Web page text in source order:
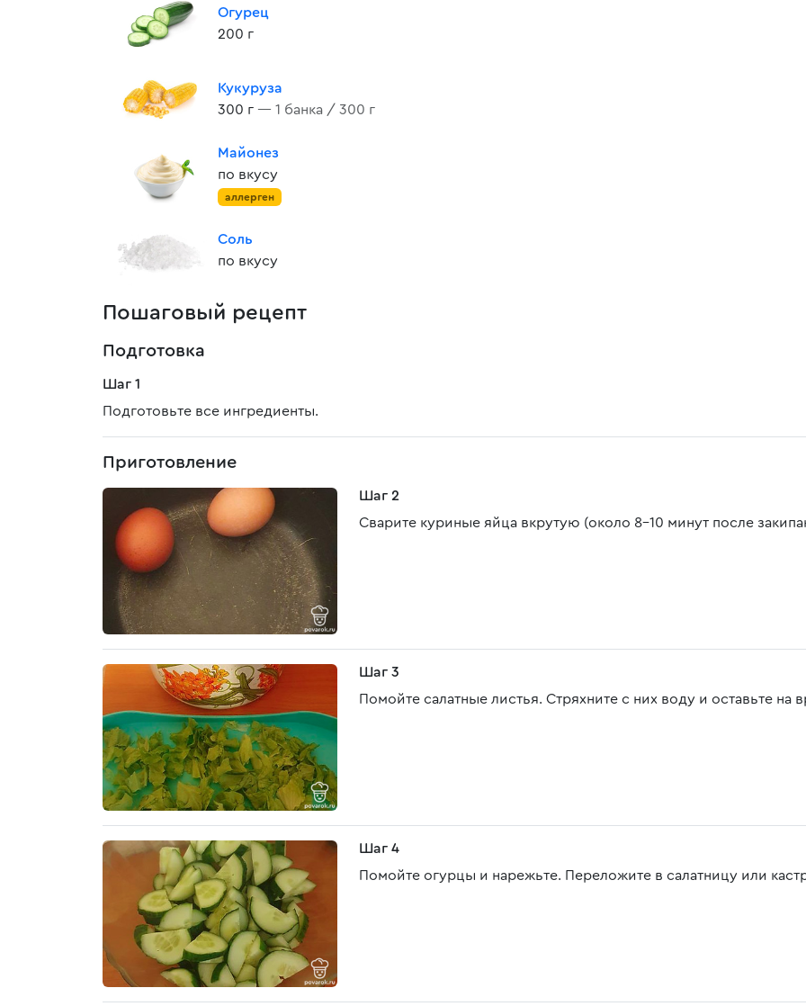
Огурец
200 г
Кукуруза
300 г — 1 банка / 300 г
Майонез
по вкусу
аллерген
Соль
по вкусу
Пошаговый рецепт
Подготовка
Шаг 1
Подготовьте все ингредиенты.
Приготовление
Шаг 2
Сварите куриные яйца вкрутую (около 8-10 минут после
Шаг 3
Помойте салатные листья. Стряхните с них воду и оставьте на
Шаг 4
Помойте огурцы и нарежьте. Переложите в салатницу или